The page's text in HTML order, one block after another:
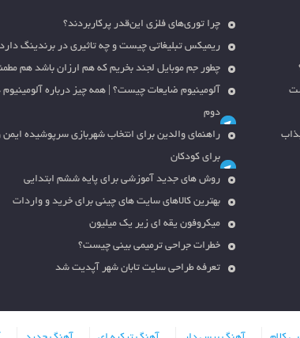
چرا توری‌های فلزی این‌قدر پرکاربردند؟
ریمیکس تبلیغاتی چیست و چه تاثیری در برندینگ
چطور جم موبایل لجند بخریم که هم ارزان باشد هم
آلومینیوم ضایعات چیست؟ | همه چیز درباره
دوم
راهنمای والدین برای انتخاب شهربازی سرپوشیده
برای کودکان
روش های جدید آموزشی برای پایه ششم ابتدایی
بهترین کالاهای سایت های چینی برای خرید و واردات
میکروفون یقه ای زیر یک میلیون
خطرات جراحی ترمیمی بینی چیست؟
تعرفه طراحی سایت تابان شهر آپدیت شد